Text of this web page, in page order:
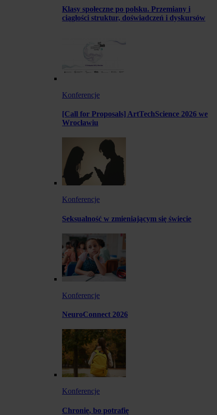
Klasy społeczne po polsku. Przemiany i
ciągłości struktur, doświadczeń i dyskursów
Konferencje
[Call for Proposals] ArtTechScience 2026 we
Wrocławiu
Konferencje
Seksualność w zmieniającym się świecie
Konferencje
NeuroConnect 2026
Konferencje
Chronię, bo potrafię